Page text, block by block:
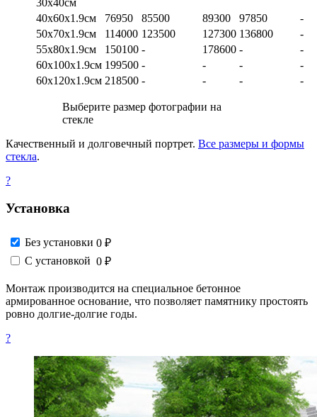
30х40см
40х60х1.9см 76950 85500 89300 97850
-
50х70х1.9см
114000 123500 127300 136800
-
55х80х1.9см
150100 - 178600 -
-
60х100х1.9см 199500 - - -
-
60х120х1.9см 218500 - - - -
Выберите размер фотографии на
стекле
Качественный и долговечный портрет. Все размеры и формы
стекла.
?
Установка
Без установки 0 ₽
С установкой 0 ₽
Монтаж производится на специальное бетонное
армированное основание, что позволяет памятнику простоять
ровно долгие-долгие годы.
?